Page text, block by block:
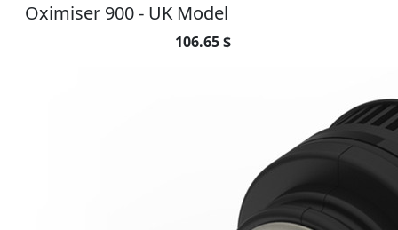
Oximiser 900 - UK Model
106.65 $